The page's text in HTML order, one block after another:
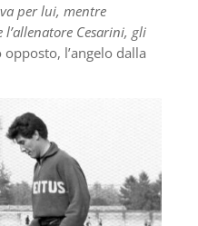
per lui, mentre
Cesarini, gli
opposto, l’angelo dalla